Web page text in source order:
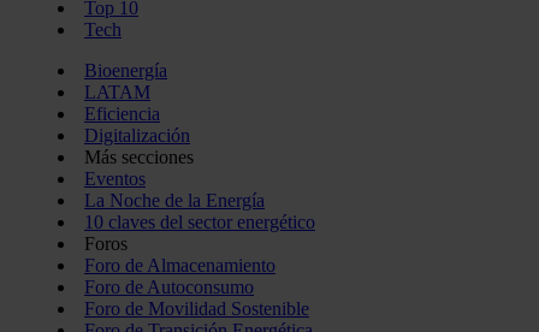
Top 10
Tech
Bioenergía
LATAM
Eficiencia
Digitalización
Más secciones
Eventos
La Noche de la Energía
10 claves del sector energético
Foros
Foro de Almacenamiento
Foro de Autoconsumo
Foro de Movilidad Sostenible